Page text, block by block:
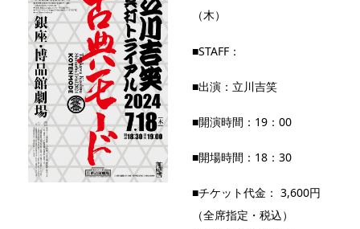
（木）
■STAFF：
■出演：立川吉笑
■開演時間：19：00
■開場時間：18：30
■チケット代金： 3,600円
（全席指定・税込）